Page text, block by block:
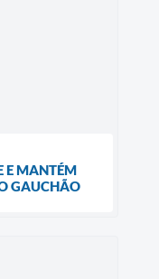
E MANTÉM
GAUCHÃO